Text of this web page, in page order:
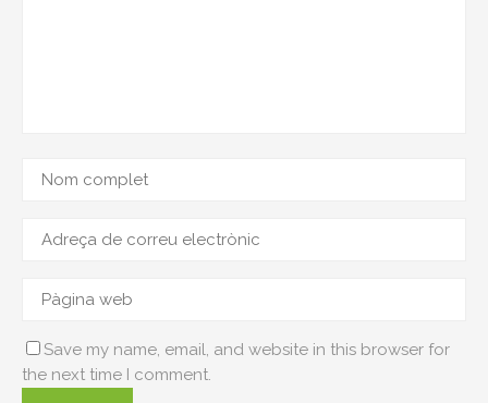
Save my name, email, and website in this browser for
the next time I comment.